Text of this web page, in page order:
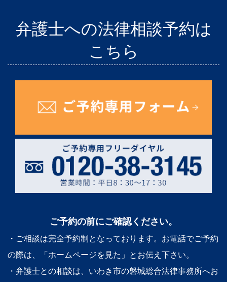
弁護士への法律相談予約は
こちら
ご予約の前にご確認ください。
・ご相談は完全予約制となっております。お電話でご予約
の際は、「ホームページを見た」とお伝え下さい。
・弁護士との相談は、いわき市の磐城総合法律事務所へお